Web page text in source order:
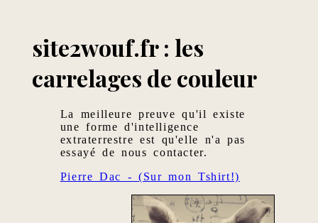
site2wouf.fr : les
carrelages de couleur
La meilleure preuve qu'il existe
une forme d'intelligence
extraterrestre est qu'elle n'a pas
essayé de nous contacter.
Pierre Dac - (Sur mon Tshirt!)